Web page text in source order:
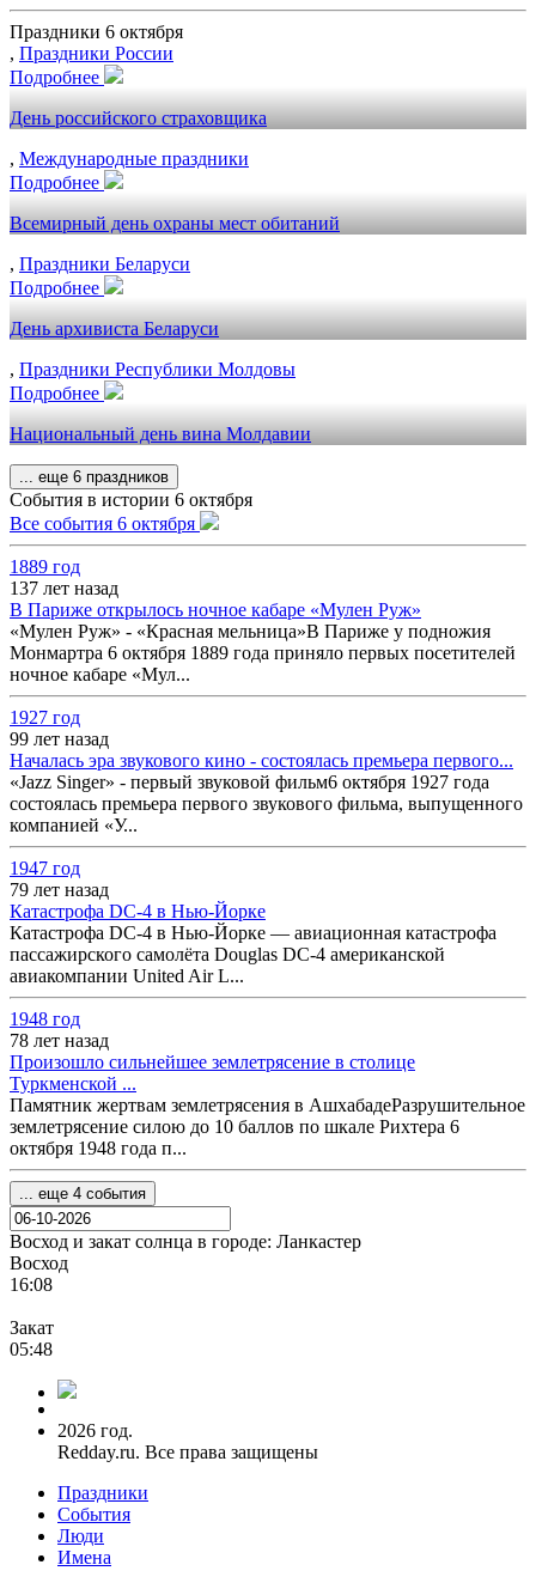
Праздники 6 октября
, Праздники России
Подробнее
День российского страховщика
, Международные праздники
Подробнее
Всемирный день охраны мест обитаний
, Праздники Беларуси
Подробнее
День архивиста Беларуси
, Праздники Республики Молдовы
Подробнее
Национальный день вина Молдавии
... еще 6 праздников
События в истории 6 октября
Все события 6 октября
1889 год
137 лет назад
В Париже открылось ночное кабаре «Мулен Руж»
«Мулен Руж» - «Красная мельница»В Париже у подножия
Монмартра 6 октября 1889 года приняло первых посетителей
ночное кабаре «Мул...
1927 год
99 лет назад
Началась эра звукового кино - состоялась премьера первого...
«Jazz Singer» - первый звуковой фильм6 октября 1927 года
состоялась премьера первого звукового фильма, выпущенного
компанией «У...
1947 год
79 лет назад
Катастрофа DC-4 в Нью-Йорке
Катастрофа DC-4 в Нью-Йорке — авиационная катастрофа
пассажирского самолёта Douglas DC-4 американской
авиакомпании United Air L...
1948 год
78 лет назад
Произошло сильнейшее землетрясение в столице
Туркменской ...
Памятник жертвам землетрясения в АшхабадеРазрушительное
землетрясение силою до 10 баллов по шкале Рихтера 6
октября 1948 года п...
... еще 4 события
Восход и закат солнца в городе: Ланкастер
Восход
16:08
Закат
05:48
2026 год.
Redday.ru. Все права защищены
Праздники
События
Люди
Имена